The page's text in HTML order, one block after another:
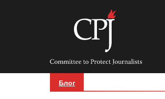
Committee
Protect
Journalists
Блог